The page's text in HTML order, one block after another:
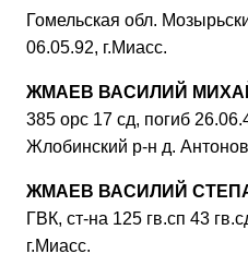
Гомельская обл.
06.05.92, г.Миасс.
ЖМАЕВ ВАСИЛИЙ
385 орс 17 сд, погиб
Жлобинский р-н д.
ЖМАЕВ ВАСИЛИЙ
ГВК, ст-на 125 гв.сп 43
г.Миасс.